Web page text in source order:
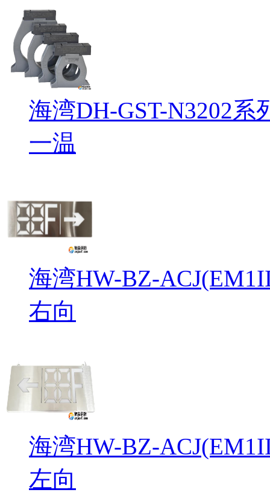
海湾DH-GST-N3202
一温
海湾HW-BZ-
右向
海湾HW-BZ-
左向